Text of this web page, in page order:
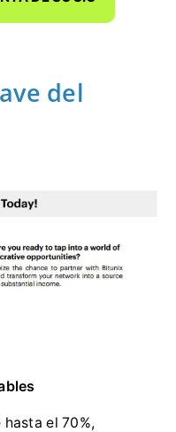
del
el 70%,